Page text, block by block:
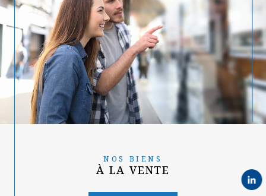
NOS BIENS
À LA VENTE